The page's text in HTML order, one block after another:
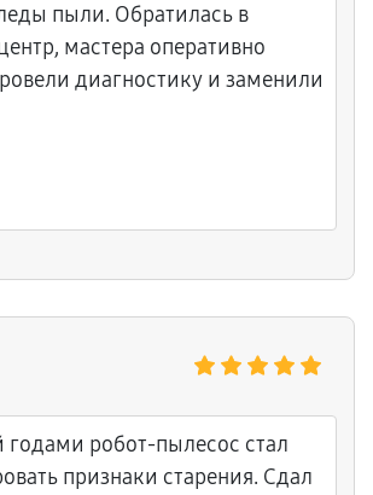
пыли. Обратилась в
мастера оперативно
диагностику и заменили
годами робот-пылесос стал
признаки старения. Сдал